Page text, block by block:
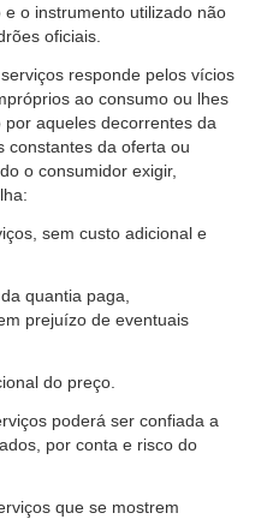
o instrumento utilizado não
oficiais.
responde pelos vícios
ao consumo ou lhes
aqueles decorrentes da
constantes da oferta ou
o consumidor exigir,
sem custo adicional e
quantia paga,
prejuízo de eventuais
do preço.
poderá ser confiada a
por conta e risco do
que se mostrem